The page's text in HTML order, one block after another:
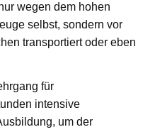
wegen dem hohen
selbst, sondern vor
transportiert oder eben
für
intensive
um der